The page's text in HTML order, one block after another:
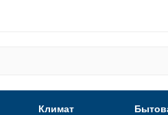
Климат